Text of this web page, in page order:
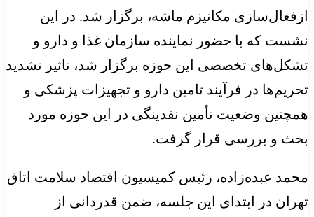
ازفعال‌سازی مکانیزم ماشه، برگزار شد. در این
نشست که با حضور نماینده سازمان غذا و دارو و
تشکل‌های تخصصی این حوزه برگزار شد، تاثیر تشدید
تحریم‌ها در فرآیند تامین دارو و تجهیزات پزشکی و
همچنین وضعیت تأمین نقدینگی در این حوزه مورد
بحث و بررسی قرار گرفت.
محمد عبده‌زاده، رئیس کمیسیون اقتصاد سلامت اتاق
تهران در ابتدای این جلسه، ضمن قدردانی از